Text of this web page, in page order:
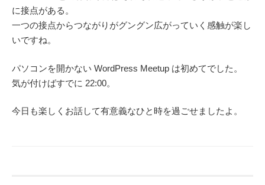
に接点がある。
一つの接点からつながりがグングン広がっていく感触が楽し
いですね。
パソコンを開かない WordPress Meetup は初めてでした。
気が付けばすでに 22:00。
今日も楽しくお話して有意義なひと時を過ごせましたよ。